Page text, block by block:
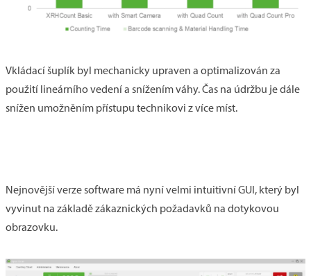
Vkládací šuplík byl mechanicky upraven a optimalizován za
použití lineárního vedení a snížením váhy. Čas na údržbu je dále
snížen umožněním přístupu technikovi z více míst.
Nejnovější verze software má nyní velmi intuitivní GUI, který byl
vyvinut na základě zákaznických požadavků na dotykovou
obrazovku.